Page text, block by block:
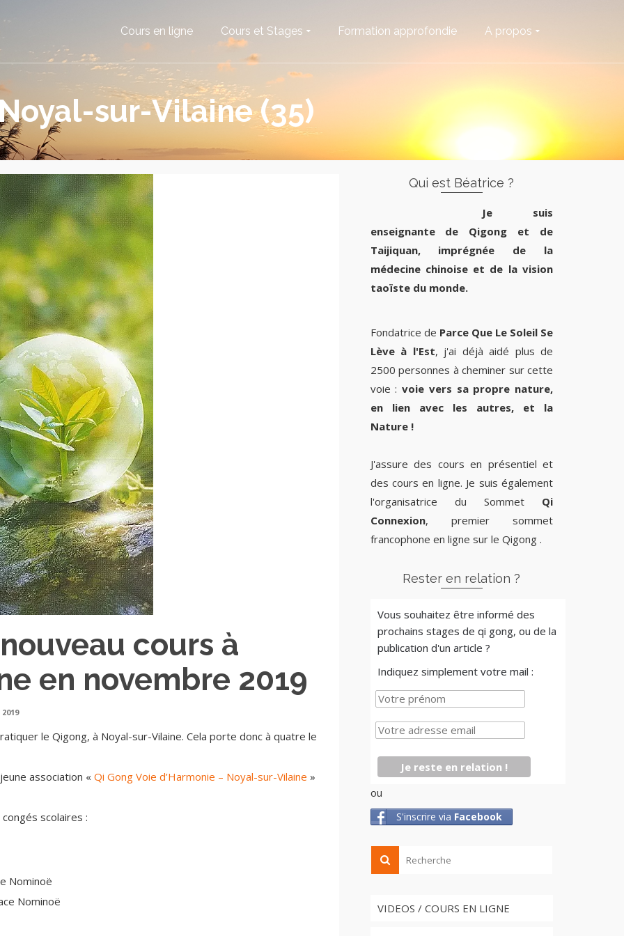
Cours en ligne Cours et Stages Formation approfondie A propos
sur-Vilaine (35)
cours à
en novembre 2019
2019
le Qigong, à Noyal-sur-Vilaine. Cela porte donc à quatre le
association « Qi Gong Voie d’Harmonie – Noyal-sur-Vilaine »
scolaires :
Nominoë
Nominoë
Qui est Béatrice ?
Je suis
enseignante de Qigong et de
Taijiquan, imprégnée de la
médecine chinoise et de la vision
taoïste du monde.
Fondatrice de Parce Que Le Soleil Se
Lève à l'Est, j'ai déjà aidé plus de
2500 personnes à cheminer sur cette
voie : voie vers sa propre nature,
en lien avec les autres, et la
Nature !
J'assure des cours en présentiel et
des cours en ligne. Je suis également
l'organisatrice du Sommet Qi
Connexion, premier sommet
francophone en ligne sur le Qigong .
Rester en relation ?
Vous souhaitez être informé des
prochains stages de qi gong, ou de la
publication d'un article ?
Indiquez simplement votre mail :
ou
S'inscrire via Facebook
VIDEOS / COURS EN LIGNE